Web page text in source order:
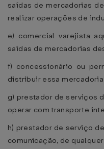
saídas de mercadorias
realizar operações de
e) comercial varejista
saídas de mercadorias
f) concessionário ou
distribuir essa
g) prestador de serviços
operar com transporte
h) prestador de serviço
comunicação, de